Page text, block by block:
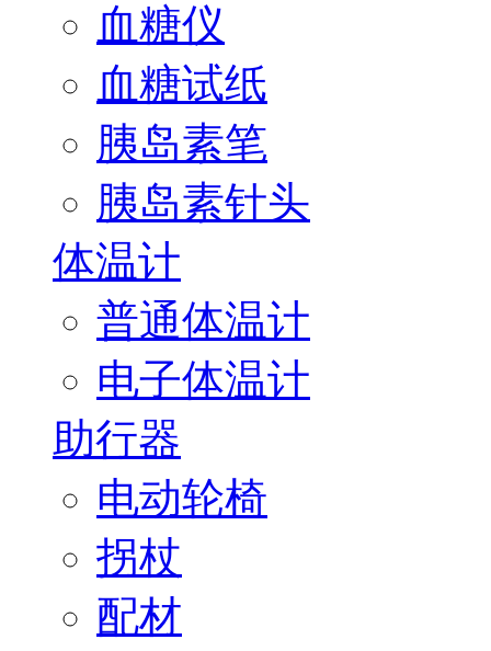
血糖仪
血糖试纸
胰岛素笔
胰岛素针头
体温计
普通体温计
电子体温计
助行器
电动轮椅
拐杖
配材